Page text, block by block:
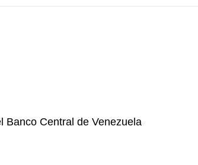
Banco Central de Venezuela